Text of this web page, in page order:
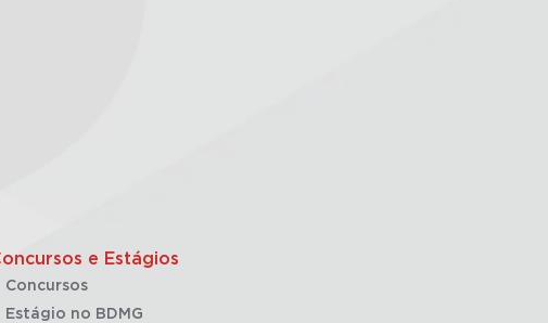
e Estágios
Concursos
Estágio no BDMG